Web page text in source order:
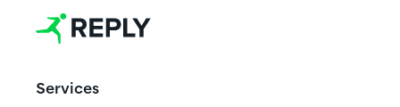
Services